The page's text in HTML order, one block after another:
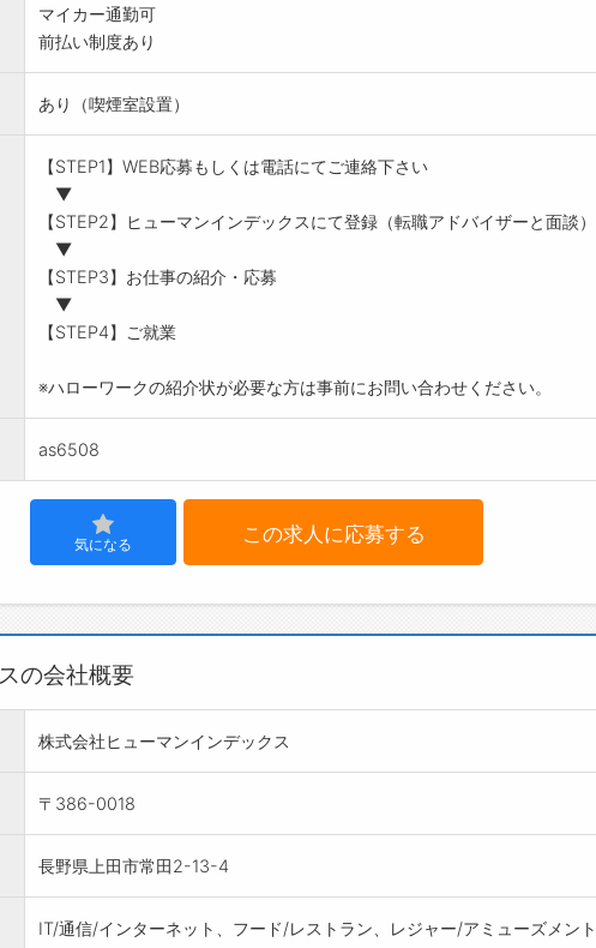
マイカー通勤可
前払い制度あり
あり（喫煙室設置）
【STEP1】WEB応募もしくは電話にてご連絡下さい
▼
【STEP2】ヒューマンインデックスにて登録（転職アドバイザーと面談）
▼
【STEP3】お仕事の紹介・応募
▼
【STEP4】ご就業
※ハローワークの紹介状が必要な方は事前にお問い合わせください。
as6508
気になる この求人に応募する
の会社概要
株式会社ヒューマンインデックス
〒386-0018
長野県上田市常田2-13-4
IT/通信/インターネット、フード/レストラン、レジャー/アミューズメン